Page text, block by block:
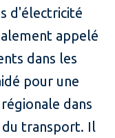
d'électricité
appelé
dans les
pour une
dans
transport. Il